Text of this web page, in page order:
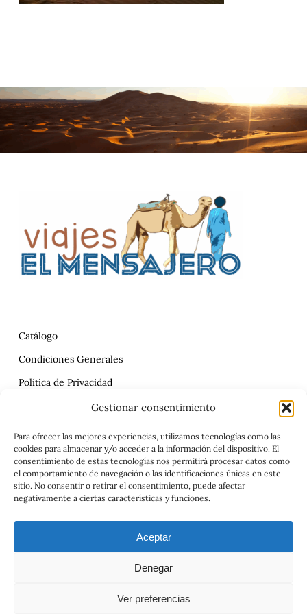
Gestionar consentimiento
Para ofrecer las mejores experiencias, utilizamos tecnologías como las
cookies para almacenar y/o acceder a la información del dispositivo. El
consentimiento de estas tecnologías nos permitirá procesar datos como
el comportamiento de navegación o las identificaciones únicas en este
sitio. No consentir o retirar el consentimiento, puede afectar
negativamente a ciertas características y funciones.
Aceptar
Denegar
Ver preferencias
Catálogo
Condiciones Generales
Política de Privacidad
Aviso Legal
© 2026 Viajes el Mensajero. |maria@viajeselmensajero.com